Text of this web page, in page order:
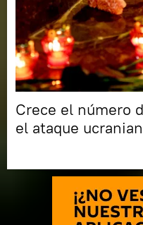
Crece el número
el ataque